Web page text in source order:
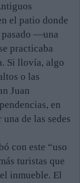
el patio donde
pasado —una
practicaba
Si llovía, algo
o las
Juan
en
una de las sedes
con este “uso
turistas que
inmueble. El